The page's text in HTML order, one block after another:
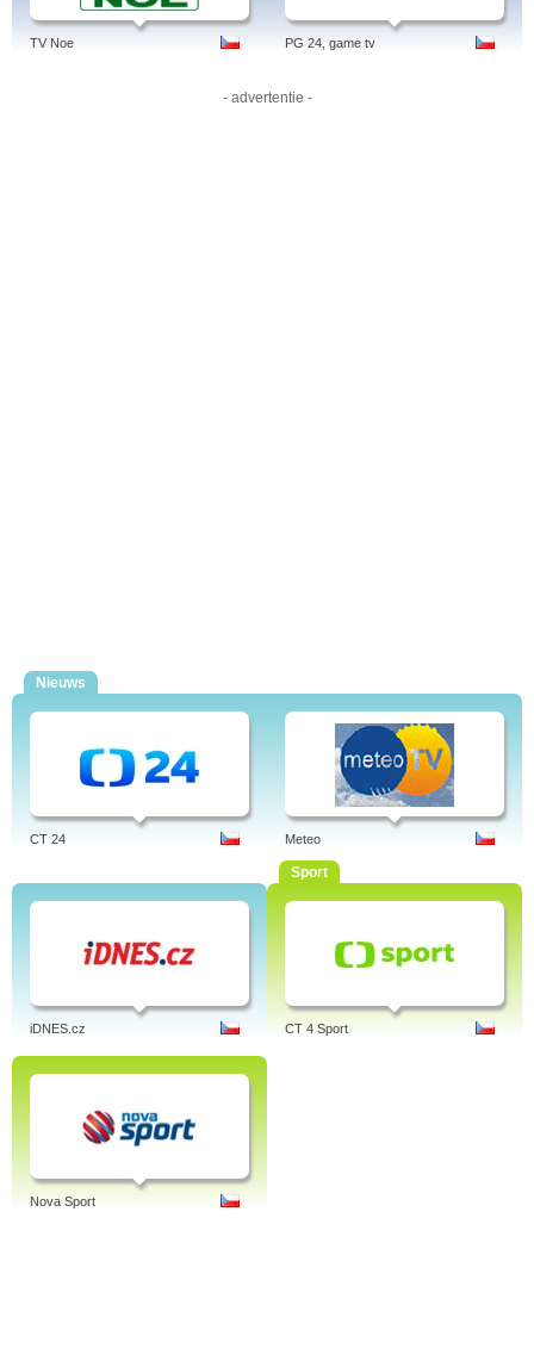
TV Noe PG 24, game tv
- advertentie -
Nieuws
CT 24 Meteo
iDNES.cz
Sport
CT 4 Sport
Nova Sport